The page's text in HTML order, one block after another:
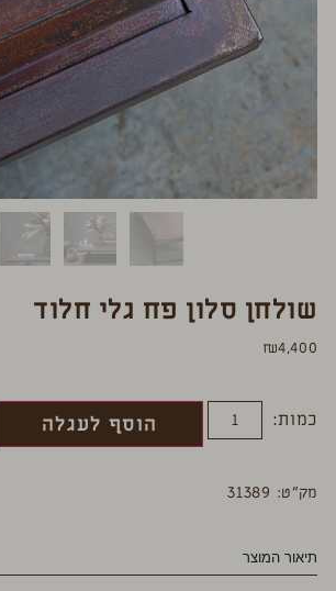
שולחן סלון פח גלי חלוד
₪4,400
כמות: הוסף לעגלה
מק”ט: 31389
תיאור המוצר